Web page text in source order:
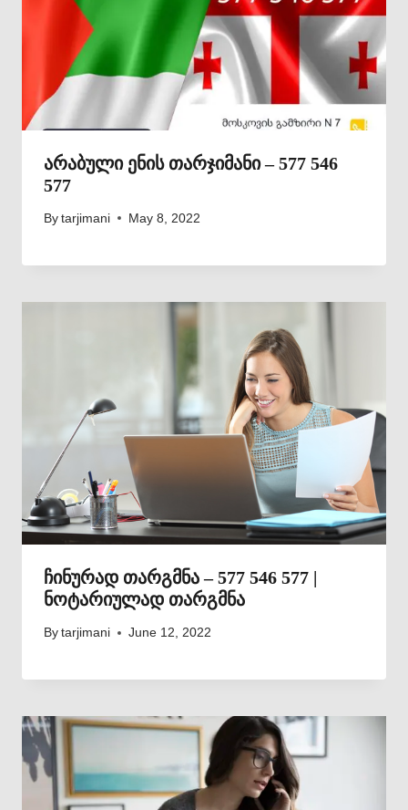
არაბული ენის თარჯიმანი – 577 546
577
By tarjimani May 8, 2022
ჩინურად თარგმნა – 577 546 577 |
ნოტარიულად თარგმნა
By tarjimani June 12, 2022